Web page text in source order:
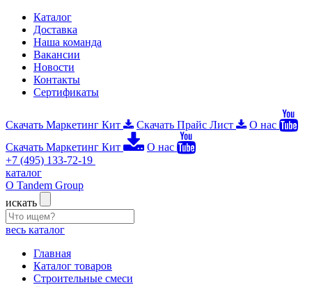
Каталог
Доставка
Наша команда
Вакансии
Новости
Контакты
Сертификаты
Скачать Маркетинг Кит Скачать Прайс Лист
О нас
Скачать Маркетинг Кит
О нас
+7 (495) 133-72-19
каталог
О Tandem Group
искать
весь каталог
Главная
Каталог товаров
Строительные смеси